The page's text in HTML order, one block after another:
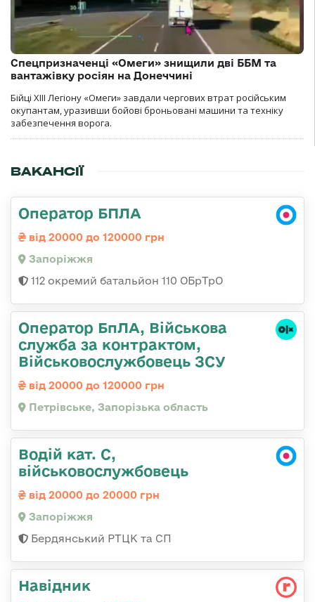
Спецпризначенці «Омеги» знищили дві ББМ та
вантажівку росіян на Донеччині
Бійці ХІІІ Легіону «Омеги» завдали чергових втрат російським
окупантам, уразивши бойові броньовані машини та техніку
забезпечення ворога.
ВАКАНСІЇ
Оператор БПЛА
від 20000 до 120000 грн
Запоріжжя
112 окремий батальйон 110 ОБрТрО
Оператор БпЛА, Військова
служба за контрактом,
Військовослужбовець ЗСУ
від 20000 до 120000 грн
Петрівське, Запорізька область
Водій кат. С,
військовослужбовець
від 20000 до 20000 грн
Запоріжжя
Бердянський РТЦК та СП
Навідник